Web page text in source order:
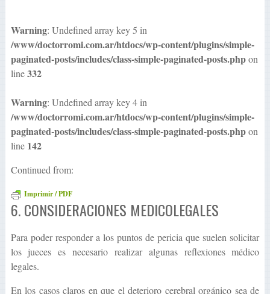
Warning: Undefined array key 5 in
/www/doctorromi.com.ar/htdocs/wp-content/plugins/simple-
paginated-posts/includes/class-simple-paginated-posts.phpon
line332
Warning: Undefined array key 4 in
/www/doctorromi.com.ar/htdocs/wp-content/plugins/simple-
paginated-posts/includes/class-simple-paginated-posts.phpon
line 142
Continued from:
Imprimir / PDF
6. CONSIDERACIONES MEDICOLEGALES
Para poder responder a los puntos de pericia que suelen solicitar
los jueces es necesario realizar algunas reflexiones médico
legales.
En los casos claros en que el deterioro cerebral orgánico sea de